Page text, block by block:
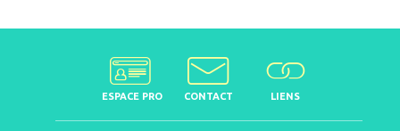
ESPACE PRO CONTACT LIENS